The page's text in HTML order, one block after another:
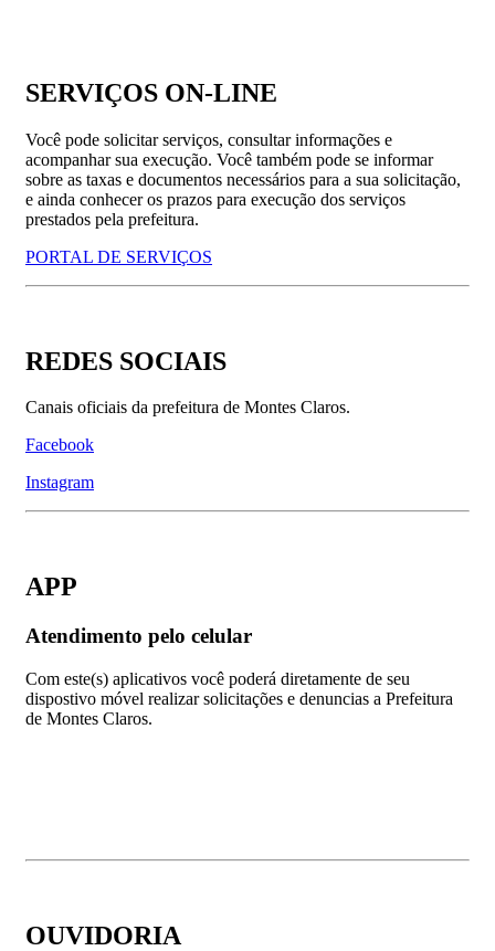
SERVIÇOS ON-LINE
Você pode solicitar serviços, consultar informações e
acompanhar sua execução. Você também pode se informar
sobre as taxas e documentos necessários para a sua solicitação,
e ainda conhecer os prazos para execução dos serviços
prestados pela prefeitura.
PORTAL DE SERVIÇOS
REDES SOCIAIS
Canais oficiais da prefeitura de Montes Claros.
Facebook
Instagram
APP
Atendimento pelo celular
Com este(s) aplicativos você poderá diretamente de seu
dispostivo móvel realizar solicitações e denuncias a Prefeitura
de Montes Claros.
OUVIDORIA